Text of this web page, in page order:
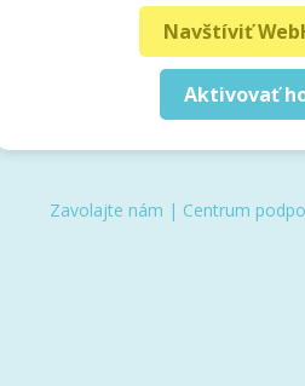
Navštíviť
Aktivovať
Zavolajte nám | Centrum